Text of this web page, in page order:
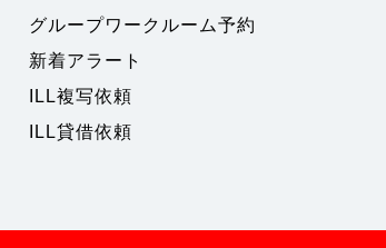
グループワークルーム予約
新着アラート
ILL複写依頼
ILL貸借依頼